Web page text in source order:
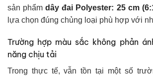
sản phẩmdây đai Polyester: 25 cm
lựa chọn đúng chủng loại phù hợp với
Trường hợp màu sắc không phản
năng chịu tải
Trong thực tế, vẫn tồn tại một số